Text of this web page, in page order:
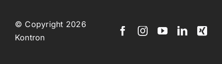
© Copyright 2026
Kontron